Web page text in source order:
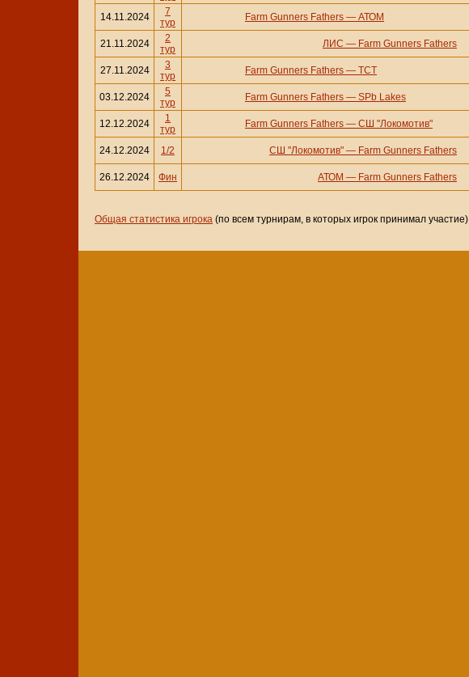
14.11.2024
7
тур
Farm Gunners Fathers — АТОМ
21.11.2024
2
тур
ЛИС — Farm Gunners Fathers
27.11.2024
3
тур
Farm Gunners Fathers — ТСТ
03.12.2024
5
тур
Farm Gunners Fathers — SPb Lakes
12.12.2024
1
тур
Farm Gunners Fathers — СШ "Локомотив"
24.12.2024 1/2 СШ "Локомотив" — Farm Gunners Fathers
26.12.2024 Фин АТОМ — Farm Gunners Fathers
Общая статистика игрока (по всем турнирам, в которых игрок принимал участие)